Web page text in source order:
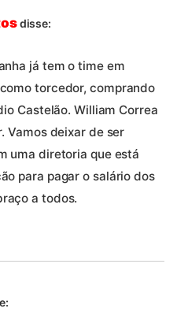
disse:
já tem o time em
torcedor, comprando
Castelão. William Correa
Vamos deixar de ser
uma diretoria que está
para pagar o salário dos
a todos.